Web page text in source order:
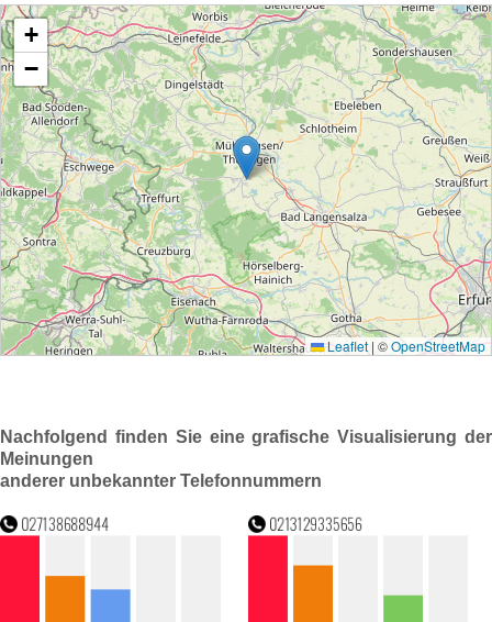
Nachfolgend finden Sie eine grafische Visualisierung der
Meinungen
anderer unbekannter Telefonnummern